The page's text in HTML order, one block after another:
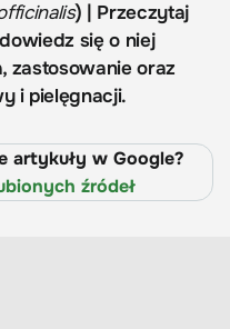
) | Przeczytaj
się o niej
zastosowanie oraz
i pielęgnacji.
artykuły w Google?
źródeł